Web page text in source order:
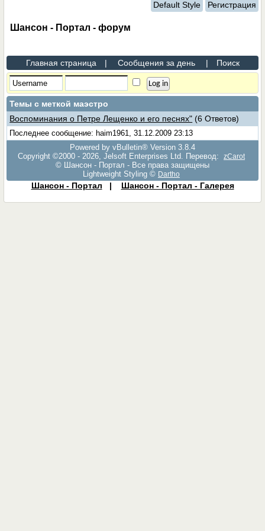
Default Style Регистрация
Шансон - Портал - форум
Главная страница | Сообщения за день | Поиск
Темы с меткой маэстро
Воспоминания о Петре Лещенко и его песнях" (6 Ответов)
Последнее сообщение: haim1961, 31.12.2009 23:13
Powered by vBulletin® Version 3.8.4
Copyright ©2000 - 2026, Jelsoft Enterprises Ltd. Перевод:
zCarot
© Шансон - Портал - Все права защищены
Lightweight Styling © Dartho
Шансон - Портал | Шансон - Портал - Галерея